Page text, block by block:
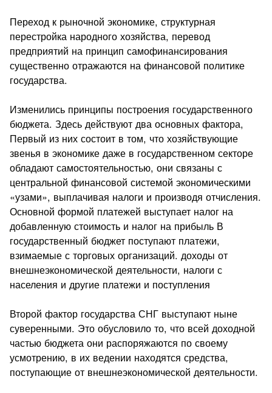
Переход к рыночной экономике, структурная
перестройка народного хозяйства, перевод
предприятий на принцип самофинансирования
существенно отражаются на финансовой политике
государства.
Изменились принципы построения государственного
бюджета. Здесь действуют два основных фактора,
Первый из них состоит в том, что хозяйствующие
звенья в экономике даже в государственном секторе
обладают самостоятельностью, они связаны с
центральной финансовой системой экономическими
«узами», выплачивая налоги и производя отчисления.
Основной формой платежей выступает налог на
добавленную стоимость и налог на прибыль В
государственный бюджет поступают платежи,
взимаемые с торговых организаций. доходы от
внешнеэкономической деятельности, налоги с
населения и другие платежи и поступления
Второй фактор государства СНГ выступают ныне
суверенными. Это обусловило то, что всей доходной
частью бюджета они распоряжаются по своему
усмотрению, в их ведении находятся средства,
поступающие от внешнеэкономической деятельности.